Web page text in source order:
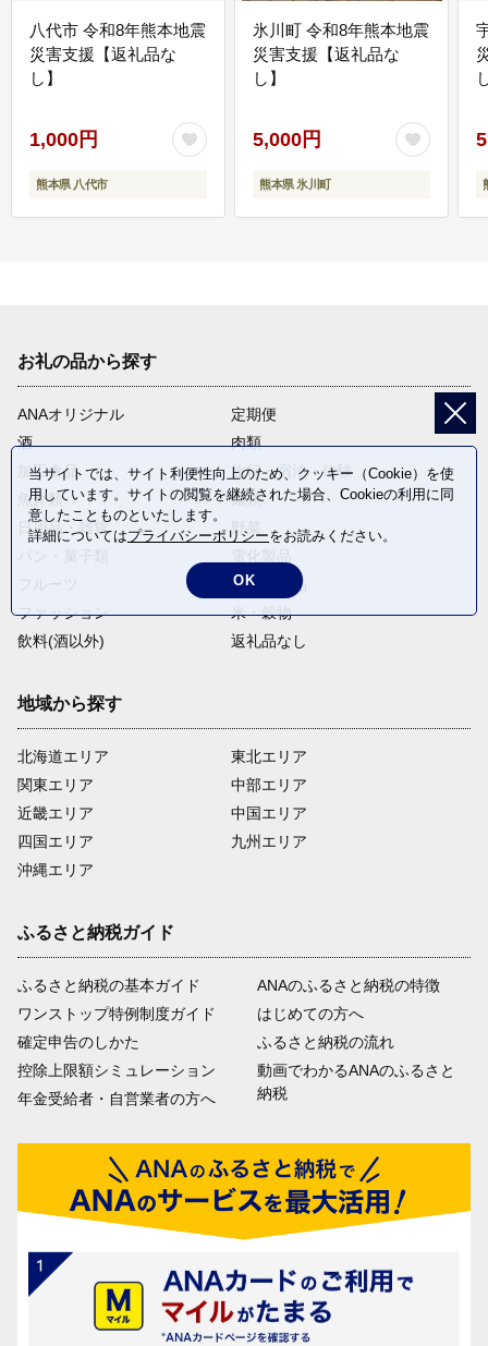
八代市 令和8年熊本地震
災害支援【返礼品な
し】
1,000円
熊本県 八代市
氷川町 令和8年熊本地震
災害支援【返礼品な
し】
5,000円
熊本県 氷川町
お礼の品から探す
ANAオリジナル
定期便
酒
肉類
加工食品
旅行・宿泊・体験
魚介類
麺類
日用品・雑貨
野菜
卵・乳製品
ファッション
米・穀物
飲料(酒以外)
返礼品なし
地域から探す
北海道エリア
関東エリア
近畿エリア
四国エリア
沖縄エリア
東北エリア
中部エリア
中国エリア
九州エリア
ふるさと納税ガイド
ふるさと納税の基本ガイド
ワンストップ特例制度ガイド
確定申告のしかた
控除上限額シミュレーション
年金受給者・自営業者の方へ
ANAのふるさと納税の特徴
はじめての方へ
ふるさと納税の流れ
動画でわかるANAのふるさと
納税
当サイトでは、サイト利便性向上のため、クッキー（Cookie）を使
用しています。サイトの閲覧を継続された場合、Cookieの利用に同
意したことものといたします。
詳細についてはプライバシーポリシーをお読みください。
OK